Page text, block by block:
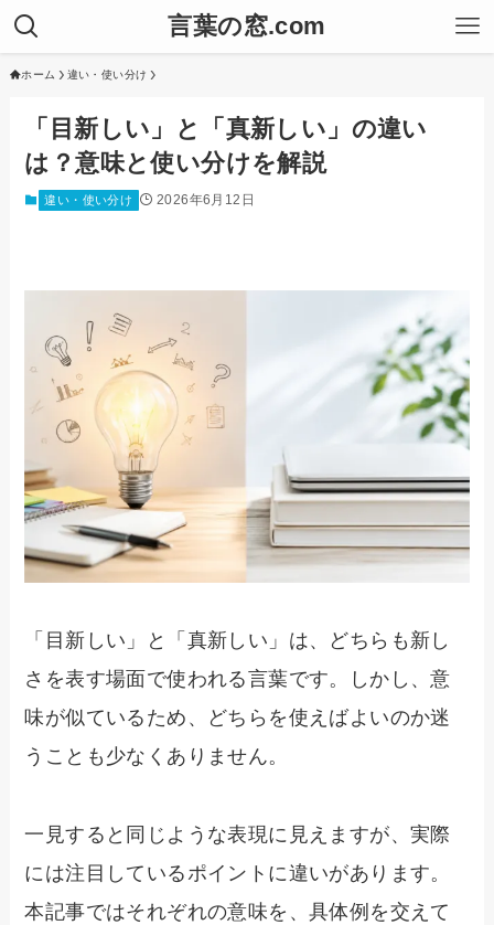
言葉の窓.com
ホーム 違い・使い分け
「目新しい」と「真新しい」の違い
は？意味と使い分けを解説
違い・使い分け 2026年6月12日
「目新しい」と「真新しい」は、どちらも新し
さを表す場面で使われる言葉です。しかし、意
味が似ているため、どちらを使えばよいのか迷
うことも少なくありません。
一見すると同じような表現に見えますが、実際
には注目しているポイントに違いがあります。
本記事ではそれぞれの意味を、具体例を交えて